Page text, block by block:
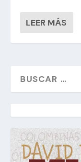
LEER MÁS